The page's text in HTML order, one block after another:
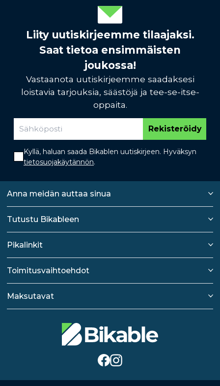
Liity uutiskirjeemme tilaajaksi.
Saat tietoa ensimmäisten
joukossa!
Vastaanota uutiskirjeemme saadaksesi
loistavia tarjouksia, säästöjä ja tee-se-itse-
oppaita.
Rekisteröidy
Kyllä, haluan saada Bikablen uutiskirjeen. Hyväksyn
tietosuojakäytännön.
Anna meidän auttaa sinua
Tutustu Bikableen
Pikalinkit
Toimitusvaihtoehdot
Maksutavat